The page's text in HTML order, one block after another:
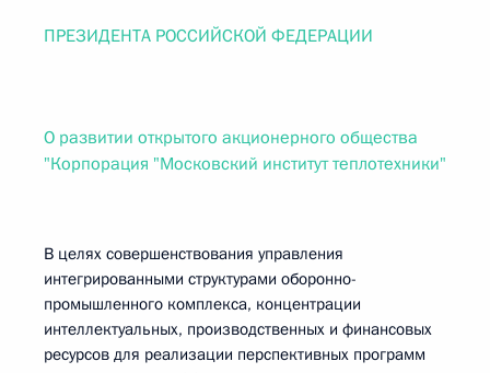
ПРЕЗИДЕНТА РОССИЙСКОЙ ФЕДЕРАЦИИ
О развитии открытого акционерного общества
"Корпорация "Московский институт теплотехники"
В целях совершенствования управления
интегрированными структурами оборонно-
промышленного комплекса, концентрации
интеллектуальных, производственных и финансовых
ресурсов для реализации перспективных программ